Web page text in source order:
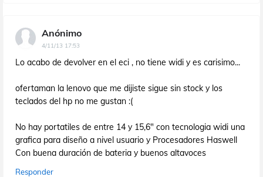
Anónimo
4/11/13 17:53
Lo acabo de devolver en el eci , no tiene widi y es carisimo...
ofertaman la lenovo que me dijiste sigue sin stock y los
teclados del hp no me gustan :(
No hay portatiles de entre 14 y 15,6" con tecnologia widi una
grafica para diseño a nivel usuario y Procesadores Haswell
Con buena duración de bateria y buenos altavoces
Responder